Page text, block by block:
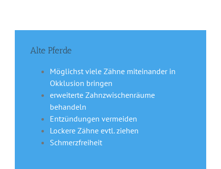
Alte Pferde
Möglichst viele Zähne miteinander in
Okklusion bringen
erweiterte Zahnzwischenräume
behandeln
Entzündungen vermeiden
Lockere Zähne evtl. ziehen
Schmerzfreiheit